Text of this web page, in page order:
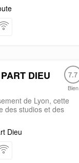
DIEU 7.7
Bien
de Lyon, cette
des studios et des
Dieu